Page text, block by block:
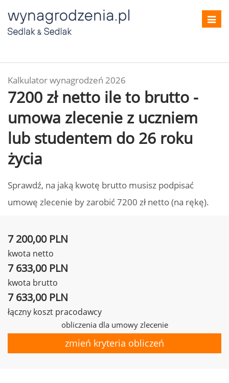
Kalkulator wynagrodzeń 2026
7200 zł netto ile to brutto -
umowa zlecenie z uczniem
lub studentem do 26 roku
życia
Sprawdź, na jaką kwotę brutto musisz podpisać
umowę zlecenie by zarobić 7200 zł netto (na rękę).
7 200,00 PLN
kwota netto
7 633,00 PLN
kwota brutto
7 633,00 PLN
łączny koszt pracodawcy
obliczenia dla umowy zlecenie
zmień kryteria obliczeń